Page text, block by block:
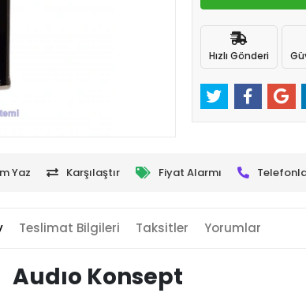
Hızlı Gönderi
Yaz Karşılaştır Fiyat Alarmı
Teslimat Bilgileri Taksitler Yorumlar
Audıo Konsept